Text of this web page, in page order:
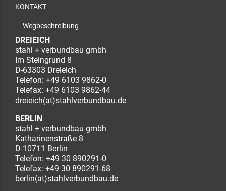
KONTAKT
Wegbeschreibung
DREIEICH
stahl + verbundbau gmbh
Im Steingrund 8
D-63303 Dreieich
Telefon: +49 6103 9862-0
Telefax: +49 6103 9862-44
dreieich(at)stahlverbundbau.de
BERLIN
stahl + verbundbau gmbh
Katharinenstraße 8
D-10711 Berlin
Telefon: +49 30 890291-0
Telefax: +49 30 890291-68
berlin(at)stahlverbundbau.de